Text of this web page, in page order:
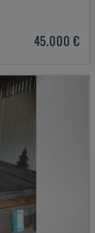
45.000 €